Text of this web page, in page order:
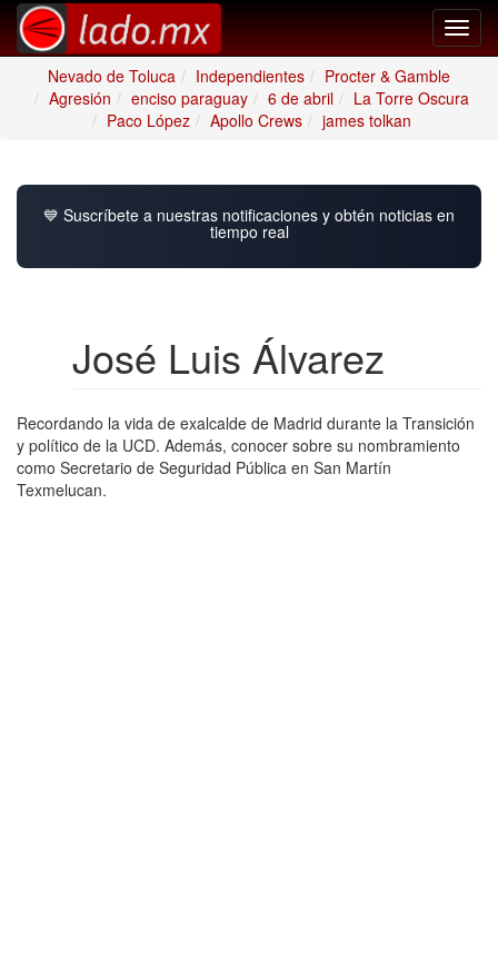
Nevado de Toluca
Independientes
Procter & Gamble
Agresión
enciso paraguay 6 de abril
La Torre Oscura
Paco López
Apollo Crews james tolkan
💙 Suscríbete a nuestras notificaciones y obtén noticias en
tiempo real
José Luis Álvarez
Recordando la vida de exalcalde de Madrid durante la Transición
y político de la UCD. Además, conocer sobre su nombramiento
como Secretario de Seguridad Pública en San Martín
Texmelucan.